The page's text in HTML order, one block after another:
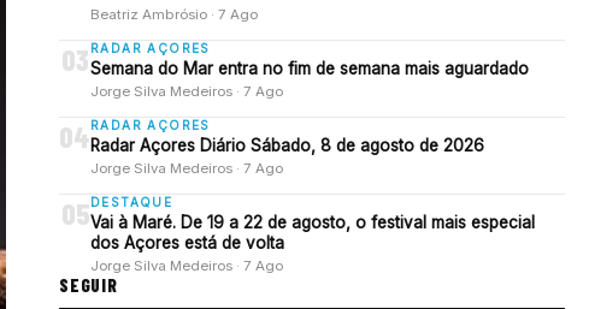
Beatriz Ambrósio · 7 Ago
03 RADAR AÇORES
Semana do Mar entra no fim de semana mais aguardado
Jorge Silva Medeiros · 7 Ago
04RADAR AÇORES
Radar Açores Diário Sábado, 8 de agosto de 2026
Jorge Silva Medeiros · 7 Ago
05 DESTAQUE
Vai à Maré. De 19 a 22 de agosto, o festival mais especial
dos Açores está de volta
Jorge Silva Medeiros · 7 Ago
SEGUIR